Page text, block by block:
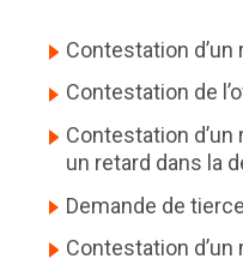
Contestation de
Contestation d’un
un retard dans la
Demande de
Contestation d’un
Clause défense